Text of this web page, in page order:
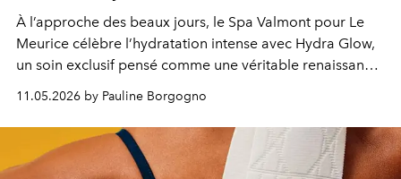
À l’approche des beaux jours, le Spa Valmont pour Le
Meurice célèbre l’hydratation intense avec Hydra Glow,
un soin exclusif pensé comme une véritable renaissance
pour la peau.
11.05.2026 by Pauline Borgogno